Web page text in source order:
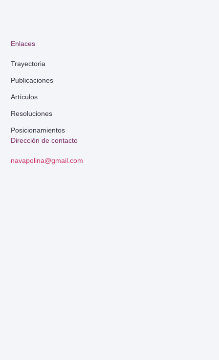
Dirección de contacto
navapolina@gmail.com
Enlaces
Trayectoria
Publicaciones
Artículos
Resoluciones
Posicionamientos